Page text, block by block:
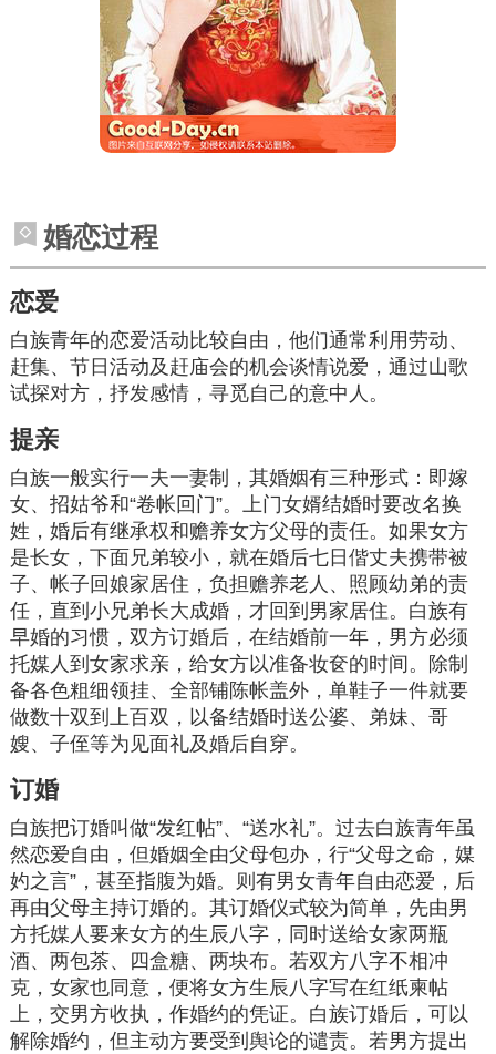
婚恋过程
恋爱
白族青年的恋爱活动比较自由，他们通常利用劳动、
赶集、节日活动及 赶庙会的机会谈情说爱，通过山歌
试探对方，抒发感情，寻觅自己的意中人。
提亲
白族一般实行一夫一妻制，其婚姻有三种形式：即嫁
女、招姑爷和“卷帐 回门”。上门女婿结婚时要改名换
姓，婚后有继承权和赡养女方父母的责任。如果女方
是长女，下面兄弟较小，就在婚后七日偕丈夫携带被
子、帐子回娘家居住，负担赡养老人、照顾幼弟的责
任，直到小兄弟长大成婚，才回到男家居住。白族有
早婚的习惯，双方订婚后，在结婚前一年，男方必须
托媒人到女家求亲，给女方以准备妆奁的时间。除制
备各色粗细领挂、全部铺陈帐盖外，单鞋子一件就要
做数十双到上百双，以备结婚时送公婆、弟妹、哥
嫂、子侄等为见面礼及婚后自穿。
订婚
白族把订婚叫做“发红帖”、“送水礼”。过去白族青年虽
然恋爱自由，但婚姻全由父母包办，行“父母之命，媒
妁之言”，甚至指腹为婚。则有男女青年自由恋爱，后
再由父母主持订婚的。其订婚仪式较为简单，先由男
方托媒人要来女方的生辰八字，同时送给女家两瓶
酒、两包茶、四盒糖、两块布。若双方八字不相冲
克，女家也同意，便将女方生辰八字写在红纸柬帖
上，交男方收执，作婚约的凭证。白族订婚后，可以
解除婚约，但主动方要受到舆论的谴责。若男方提出